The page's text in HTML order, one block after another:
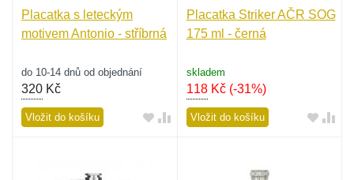
Placatka s leteckým
motivem Antonio - stříbrná
do 10-14 dnů od objednání
320 Kč
Vložit do košíku
Placatka Striker AČR SOG
175 ml - černá
skladem
118Kč (-31%)
Vložit do košíku